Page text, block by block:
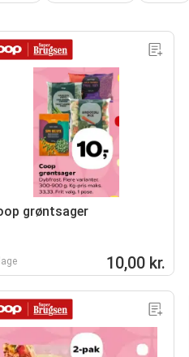
grøntsager
10,00 kr.